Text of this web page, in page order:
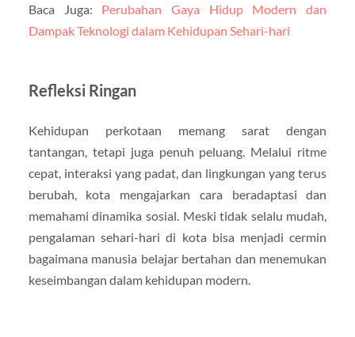
Baca Juga: Perubahan Gaya Hidup Modern dan
Dampak Teknologi dalam Kehidupan Sehari-hari
Refleksi Ringan
Kehidupan perkotaan memang sarat dengan
tantangan, tetapi juga penuh peluang. Melalui ritme
cepat, interaksi yang padat, dan lingkungan yang terus
berubah, kota mengajarkan cara beradaptasi dan
memahami dinamika sosial. Meski tidak selalu mudah,
pengalaman sehari-hari di kota bisa menjadi cermin
bagaimana manusia belajar bertahan dan menemukan
keseimbangan dalam kehidupan modern.